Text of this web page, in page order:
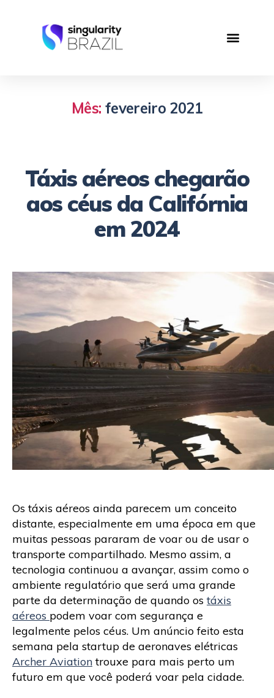
Mês: fevereiro 2021
Táxis aéreos chegarão
aos céus da Califórnia
em 2024
Os táxis aéreos ainda parecem um conceito
distante, especialmente em uma época em que
muitas pessoas pararam de voar ou de usar o
transporte compartilhado. Mesmo assim, a
tecnologia continuou a avançar, assim como o
ambiente regulatório que será uma grande
parte da determinação de quando os táxis
aéreos podem voar com segurança e
legalmente pelos céus. Um anúncio feito esta
semana pela startup de aeronaves elétricas
Archer Aviationtrouxe para mais perto um
futuro em que você poderá voar pela cidade.